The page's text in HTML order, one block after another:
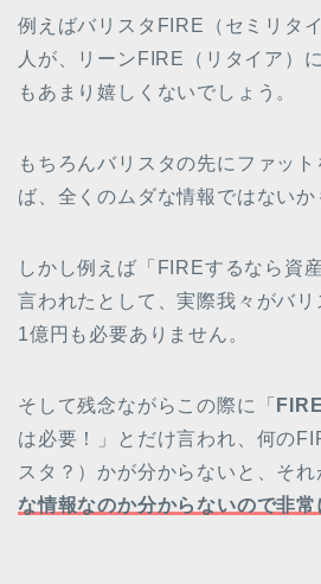
例えばバリスタFIRE（セミリタ
人が、リーンFIRE（リタイア）
もあまり嬉しくないでしょう。
もちろんバリスタの先にファッ
ば、全くのムダな情報ではないか
しかし例えば「FIREするなら資
言われたとして、実際我々がバ
1億円も必要ありません。
そして残念ながらこの際に「 FIRE
は必要！」とだけ言われ、何の
スタ？）かが分からないと、それ
な情報なのか分からないので非常